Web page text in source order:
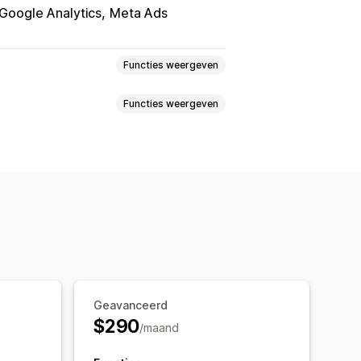
Google Analytics Meta Ads
Functies weergeven
Functies weergeven
Betrokkenheidsstatistieken
Geavanceerd
$290/maand